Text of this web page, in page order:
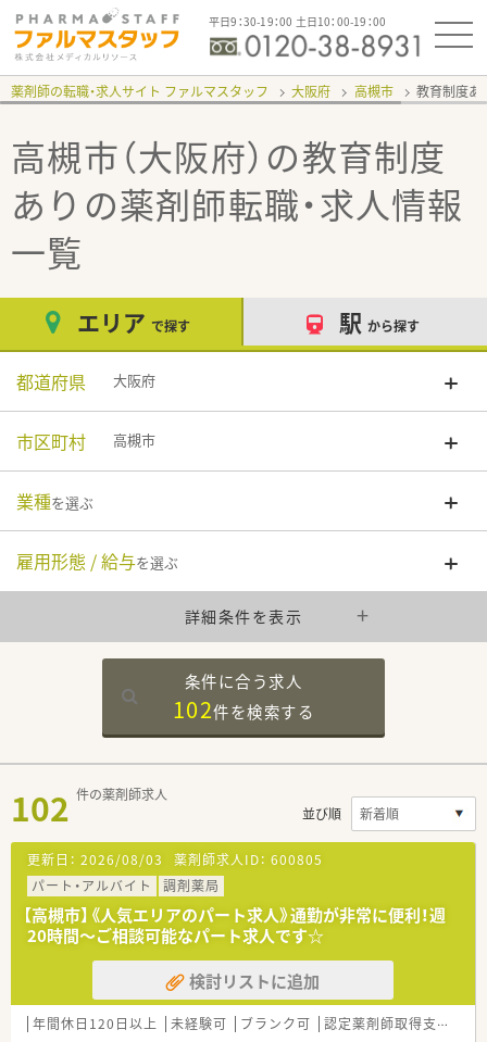
平日9：30-19：00 土日10：00-19：00
薬剤師の転職・求人サイト ファルマスタッフ 大阪府 高槻市 教育制度
高槻市（大阪府）の教育制度
あり の薬剤師転職・求人情報
一覧
エリア で探す 駅 から探す
都道府県 大阪府
市区町村 高槻市
業種を選ぶ
雇用形態 / 給与を選ぶ
詳細条件を表示
条件に合う求人
102件を検索する
102 件の薬剤師求人
並び順
更新日： 2026/08/03 薬剤師求人ID： 600805
パート・アルバイト
調剤薬局
【高槻市】《人気エリアのパート求人》通勤が非常に便利！週
20時間～ご相談可能なパート求人です☆
検討リストに追加
年間休日120日以上 未経験可 ブランク可 認定薬剤師取得支援あり